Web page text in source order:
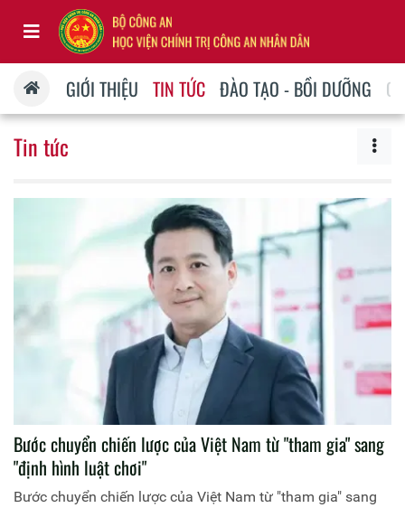
GIỚI THIỆU TIN TỨC ĐÀO TẠO - BỒI DƯỠNG
Tin tức
Bước chuyển chiến lược của Việt Nam từ "tham gia" sang
"định hình luật chơi"
Bước chuyển chiến lược của Việt Nam từ "tham gia" sang